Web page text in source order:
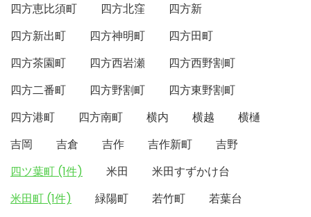
四方恵比須町
四方北窪
四方新
四方新出町
四方神明町
四方田町
四方茶園町
四方西岩瀬
四方西野割町
四方二番町
四方野割町
四方東野割町
四方港町
四方南町 横内 横越
横樋
吉岡
吉倉 吉作 吉作新町
吉野
四ツ葉町 (1件)
米田
米田すずかけ台
米田町 (1件)
緑陽町 若竹町
若葉台